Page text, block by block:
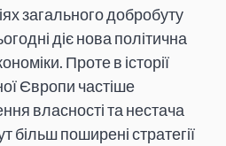
загального добробуту
діє нова політична
Проте в історії
Європи частіше
власності та нестача
більш поширені стратегії